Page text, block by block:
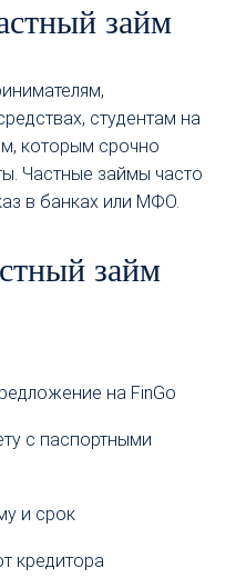
займ
студентам на
которым срочно
Частные займы часто
в банках или МФО.
займ
на FinGo
с паспортными
и срок
кредитора